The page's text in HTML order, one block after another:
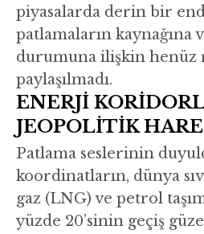
piyasalarda derin bir
patlamaların kaynağına
durumuna ilişkin henüz
paylaşılmadı.
ENERJİ
JEOPOLİTİK
Patlama seslerinin
koordinatların, dünya
gaz (LNG) ve petrol
yüzde 20’sinin geçiş